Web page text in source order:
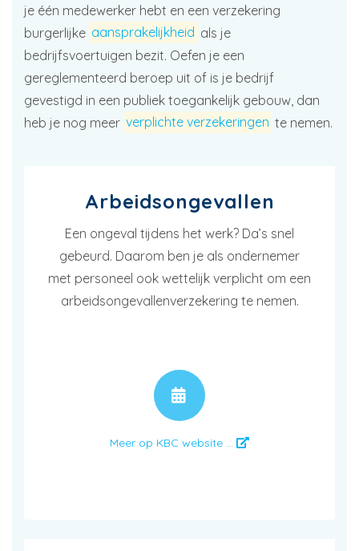
je één medewerker hebt en een verzekering
burgerlijke aansprakelijkheid als je
bedrijfsvoertuigen bezit. Oefen je een
gereglementeerd beroep uit of is je bedrijf
gevestigd in een publiek toegankelijk gebouw, dan
heb je nog meer verplichte verzekeringen te nemen.
Arbeidsongevallen
Een ongeval tijdens het werk? Da’s snel
gebeurd. Daarom ben je als ondernemer
met personeel ook wettelijk verplicht om een
arbeidsongevallenverzekering te nemen.
Meer op KBC website ...